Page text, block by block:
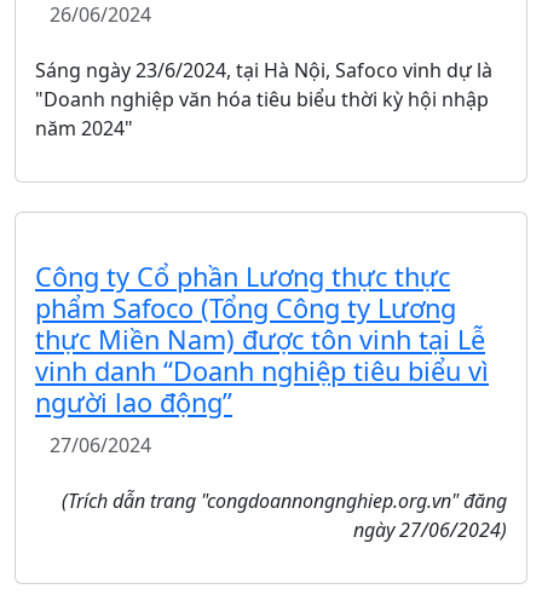
26/06/2024
Sáng ngày 23/6/2024, tại Hà Nội, Safoco vinh dự là
"Doanh nghiệp văn hóa tiêu biểu thời kỳ hội nhập
năm 2024"
Công ty Cổ phần Lương thực thực
phẩm Safoco (Tổng Công ty Lương
thực Miền Nam) được tôn vinh tại Lễ
vinh danh “Doanh nghiệp tiêu biểu vì
người lao động”
27/06/2024
(Trích dẫn trang "congdoannongnghiep.org.vn" đăng
ngày 27/06/2024)